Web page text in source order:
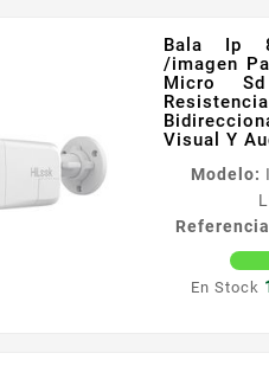
Y Audit
Principales
1888
180deg
BLC HLC dWDR Audio
Bala Ip
/imagen
Micro
Visual Y
Modelo:
by
LUF/SL
En Stock